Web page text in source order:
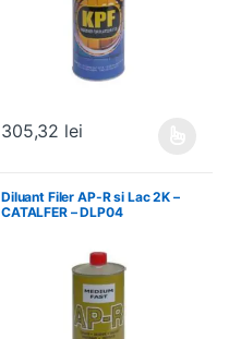
305,32 lei
Diluant Filer AP-R si Lac 2K –
CATALFER – DLP04